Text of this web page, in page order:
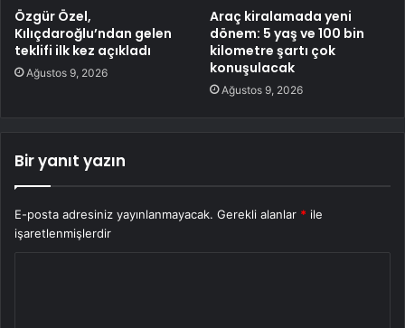
Özgür Özel,
Kılıçdaroğlu’ndan gelen
teklifi ilk kez açıkladı
Ağustos 9, 2026
Araç kiralamada yeni
dönem: 5 yaş ve 100 bin
kilometre şartı çok
konuşulacak
Ağustos 9, 2026
Bir yanıt yazın
E-posta adresiniz yayınlanmayacak. Gerekli alanlar * ile
işaretlenmişlerdir